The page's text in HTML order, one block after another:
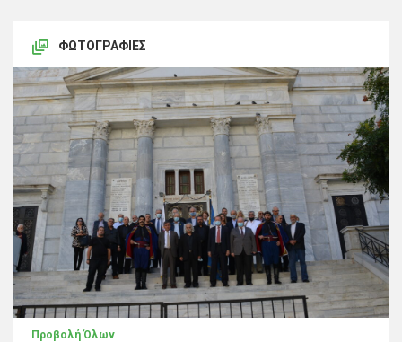
ΦΩΤΟΓΡΑΦΊΕΣ
Προβολή Όλων